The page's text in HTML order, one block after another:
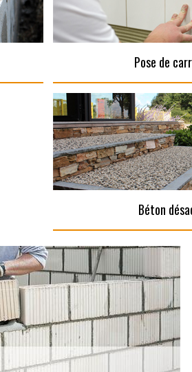
Pose de
Béton